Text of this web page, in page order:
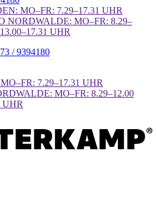
MO–FR: 7.29–17.31 UHR
NORDWALDE: MO–FR: 8.29–
UHR
/ 9394180
7.29–17.31 UHR
MO–FR: 8.29–12.00
UHR